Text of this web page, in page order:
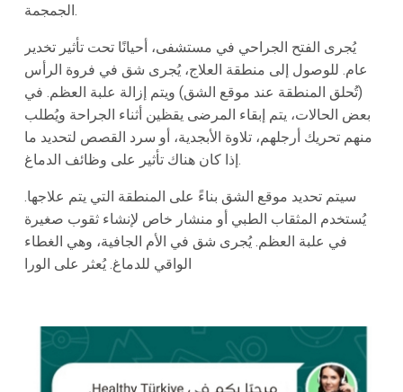
الجمجمة.
يُجرى الفتح الجراحي في مستشفى، أحيانًا تحت تأثير تخدير
عام. للوصول إلى منطقة العلاج، يُجرى شق في فروة الرأس
(تُحلق المنطقة عند موقع الشق) ويتم إزالة علبة العظم. في
بعض الحالات، يتم إبقاء المرضى يقظين أثناء الجراحة ويُطلب
منهم تحريك أرجلهم، تلاوة الأبجدية، أو سرد القصص لتحديد ما
إذا كان هناك تأثير على وظائف الدماغ.
سيتم تحديد موقع الشق بناءً على المنطقة التي يتم علاجها.
يُستخدم المثقاب الطبي أو منشار خاص لإنشاء ثقوب صغيرة
في علبة العظم. يُجرى شق في الأم الجافية، وهي الغطاء
الواقي للدماغ. يُعثر على الورا